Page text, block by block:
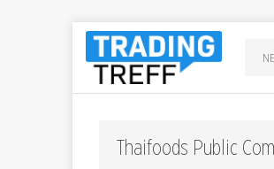
Thaifoods Public